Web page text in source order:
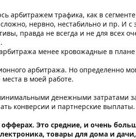
арбитражем трафика, как в
нервно, нестабильно и пр. И с
правда не всегда и не для всех
менее кровожадные в
арбитража. Но определенно
в моей работе.
минимальными денежными
конверсии и партнерские выплаты.
Это средние, и очень
товары для дома и